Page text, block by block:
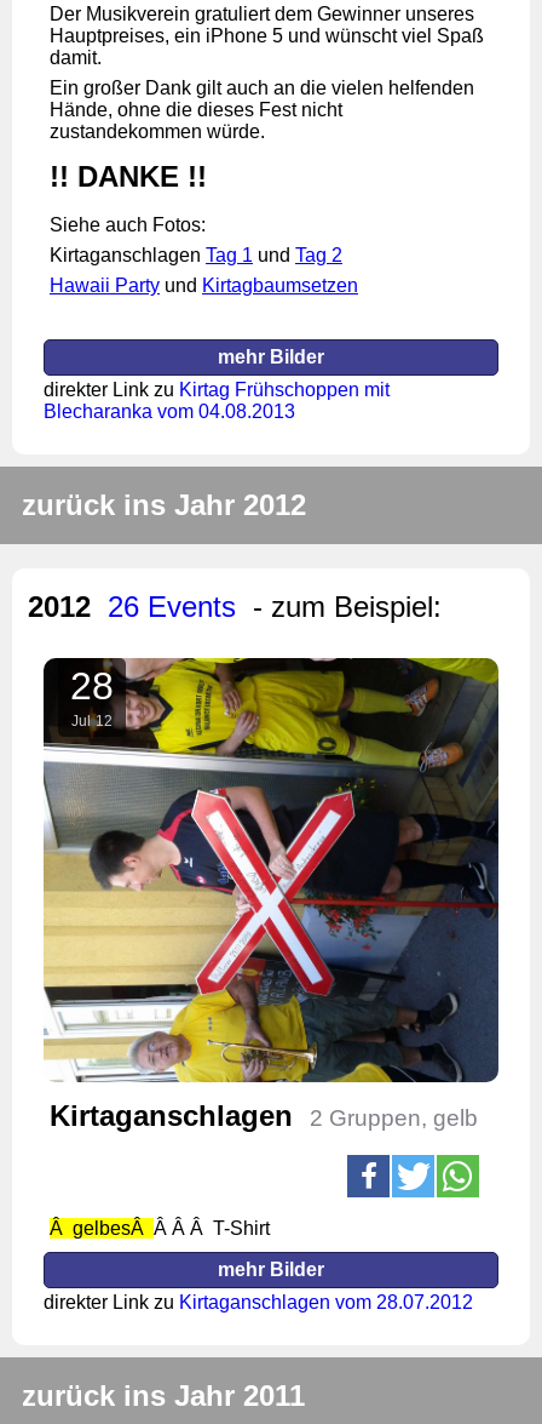
Der Musikverein gratuliert dem Gewinner unseres
Hauptpreises, ein iPhone 5 und wünscht viel Spaß
damit.
Ein großer Dank gilt auch an die vielen helfenden
Hände, ohne die dieses Fest nicht
zustandekommen würde.
!! DANKE !!
Siehe auch Fotos:
Kirtaganschlagen Tag 1 und Tag 2
Hawaii Party und Kirtagbaumsetzen
mehr Bilder
direkter Link zu Kirtag Frühschoppen mit
Blecharanka vom 04.08.2013
zurück ins Jahr 2012
2012 26 Events - zum Beispiel:
28
Jul 12
Kirtaganschlagen 2 Gruppen, gelb
Â gelbesÂ Â Â Â T-Shirt
mehr Bilder
direkter Link zu Kirtaganschlagen vom 28.07.2012
zurück ins Jahr 2011